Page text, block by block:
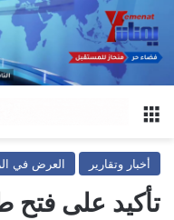
أخبار وتقارير العرض في
تأكيد على